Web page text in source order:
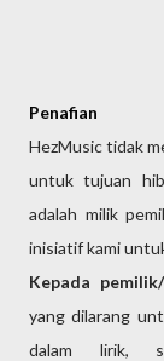
Penafian
HezMusic tidak
untuk tujuan
adalah milik
inisiatif kami
Kepada
yang dilarang
dalam lirik,